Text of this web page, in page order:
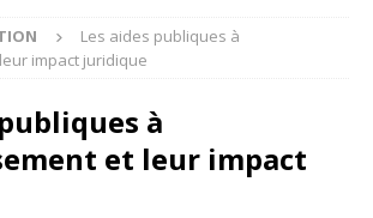
Les aides publiques à
impact juridique
à
et leur impact